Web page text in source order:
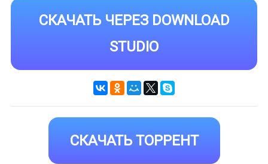
СКАЧАТЬ ЧЕРЕЗ DOWNLOAD
STUDIO
СКАЧАТЬ ТОРРЕНТ